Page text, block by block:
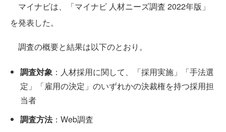
マイナビは、「マイナビ 人材ニーズ調査 2022年版」
を発表した。
調査の概要と結果は以下のとおり。
調査対象 ：人材採用に関して、「採用実施」「手法選
定」「雇用の決定」のいずれかの決裁権を持つ採用担
当者
調査方法：Web調査